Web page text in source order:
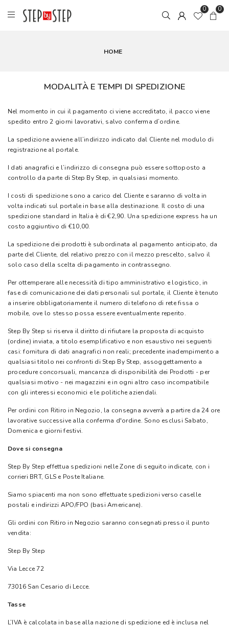
0 0
HOME
MODALITÀ E TEMPI DI SPEDIZIONE
Nel momento in cui il pagamento ci viene accreditato, il pacco viene
spedito entro 2 giorni lavorativi, salvo conferma d’ordine.
La spedizione avviene all’indirizzo indicato dal Cliente nel modulo di
registrazione al portale.
I dati anagrafici e l’indirizzo di consegna può essere sottoposto a
controllo da parte di Step By Step, in qualsiasi momento.
I costi di spedizione sono a carico del Cliente e saranno di volta in
volta indicati sul portale in base alla destinazione. Il costo di una
spedizione standard in Italia è di €2,90. Una spedizione express ha un
costo aggiuntivo di €10,00.
La spedizione dei prodotti è subordinata al pagamento anticipato, da
parte del Cliente, del relativo prezzo con il mezzo prescelto, salvo il
solo caso della scelta di pagamento in contrassegno.
Per ottemperare alle necessità di tipo amministrativo e logistico, in
fase di comunicazione dei dati personali sul portale, il Cliente è tenuto
a inserire obbligatoriamente il numero di telefono di rete fissa o
mobile, ove lo stesso possa essere eventualmente reperito.
Step By Step si riserva il diritto di rifiutare la proposta di acquisto
(ordine) inviata, a titolo esemplificativo e non esaustivo nei seguenti
casi: fornitura di dati anagrafici non reali; precedente inadempimento a
qualsiasi titolo nei confronti di Step By Step, assoggettamento a
procedure concorsuali, mancanza di disponibilità dei Prodotti - per
qualsiasi motivo - nei magazzini e in ogni altro caso incompatibile
con gli interessi economici e le politiche aziendali.
Per ordini con Ritiro in Negozio, la consegna avverrà a partire da 24 ore
lavorative successive alla conferma d'ordine. Sono esclusi Sabato,
Domenica e giorni festivi.
Dove si consegna
Step By Step effettua spedizioni nelle Zone di seguito indicate, con i
corrieri BRT, GLS e Poste Italiane.
Siamo spiacenti ma non sono effettuate spedizioni verso caselle
postali e indirizzi APO/FPO (basi Americane).
Gli ordini con Ritiro in Negozio saranno consegnati presso il punto
vendita:
Step By Step
Via Lecce 72
73016 San Cesario di Lecce.
Tasse
L’IVA è calcolata in base alla nazione di spedizione ed è inclusa nel